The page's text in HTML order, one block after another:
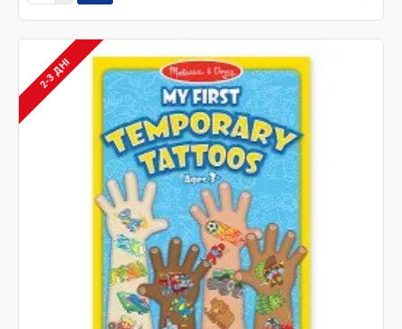
2-3 ДНІ